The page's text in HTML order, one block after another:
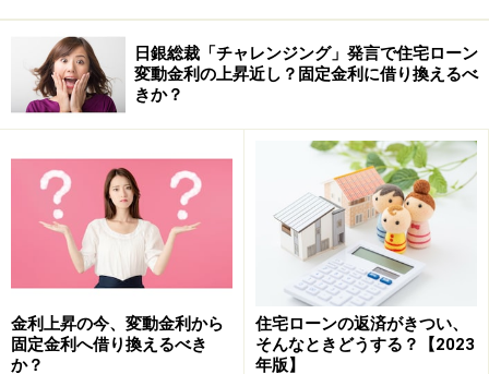
済」です。
前述の3,000万円を利率3.0％で35年借りた場合、月々の
支払いは11万5455円になります。35年の住宅ローンです
から420回返済すれば完済します。
毎月11万5455円と言ってもこの金額の中の内訳は元金と
利息があります。元金が減れば利息も減ります。繰り上
げ返済は元金を当初の予定よりも前倒しで返済すること
です。これによって元金が住宅ローンを組んだ当初の予
定よりも早く返済され、その結果として利息が減りま
日銀総裁「チャレンジング」発言で住宅ローン
変動金利の上昇近し？固定金利に借り換えるべ
きか？
金利上昇の今、変動金利から
固定金利へ借り換えるべき
か？
住宅ローンの返済がきつい、
そんなときどうする？【2023
年版】